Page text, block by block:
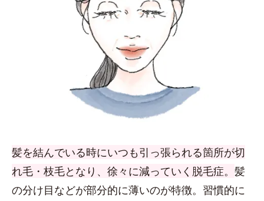
髪を結んでいる時にいつも引っ張られる箇所が切
れ毛・枝毛となり、徐々に減っていく脱毛症。 髪
の分け目などが部分的に薄いのが特徴。習慣的に